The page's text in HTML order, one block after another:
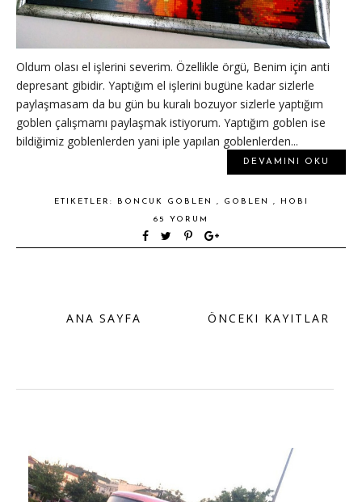
Oldum olası el işlerini severim. Özellikle örgü, Benim için anti
depresant gibidir. Yaptığım el işlerini bugüne kadar sizlerle
paylaşmasam da bu gün bu kuralı bozuyor sizlerle yaptığım
goblen çalışmamı paylaşmak istiyorum. Yaptığım goblen ise
bildiğimiz goblenlerden yani iple yapılan goblenlerden...
DEVAMINI OKU
ETIKETLER: BONCUK GOBLEN , GOBLEN ,
HOBI
65 YORUM
ÖNCEKI KAYITLAR
ANA SAYFA